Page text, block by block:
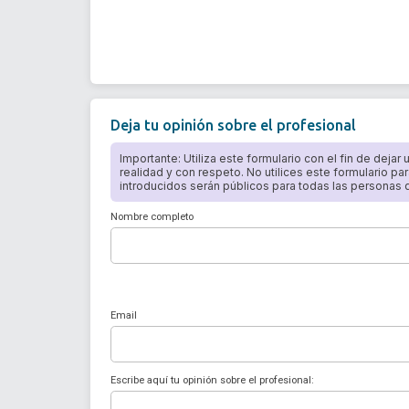
Deja tu opinión sobre el profesional
Importante: Utiliza este formulario con el fin de
realidad y con respeto. No utilices este formulario
introducidos serán públicos para todas las personas
Nombre completo
Email
Escribe aquí tu opinión sobre el profesional: